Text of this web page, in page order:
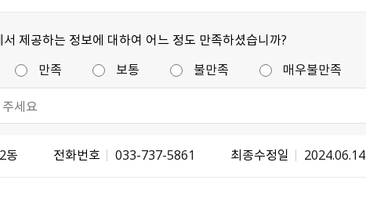
제공하는 정보에 대하여 어느 정도 만족하셨습니까?
만족 보통 불만족 매우불만족
동 전화번호 033-737-5861 최종수정일 2024.06.14